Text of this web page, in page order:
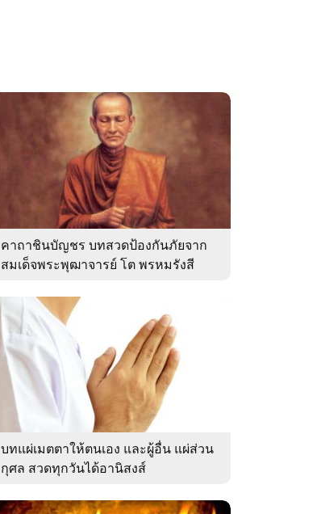
คาถาชินบัญชร บทสวดป้องกันภัยจาก
สมเด็จพระพุฒาจารย์ โต พรหมรังสี
บทแผ่เมตตาให้ตนเอง และผู้อื่น แผ่ส่วน
กุศล สวดทุกวันได้อานิสงส์